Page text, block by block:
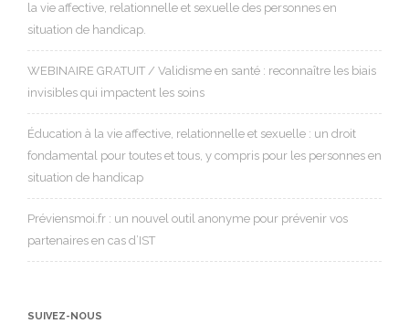
la vie affective, relationnelle et sexuelle des personnes en
situation de handicap.
WEBINAIRE GRATUIT / Validisme en santé : reconnaître les biais
invisibles qui impactent les soins
Éducation à la vie affective, relationnelle et sexuelle : un droit
fondamental pour toutes et tous, y compris pour les personnes en
situation de handicap
Préviensmoi.fr : un nouvel outil anonyme pour prévenir vos
partenaires en cas d’IST
SUIVEZ-NOUS